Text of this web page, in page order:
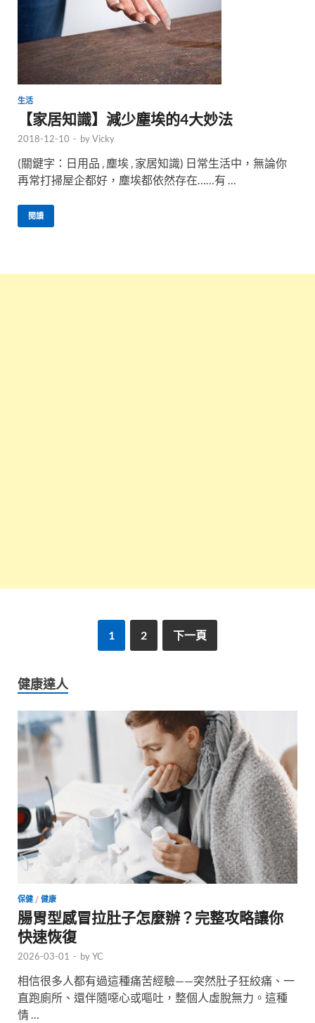
生活
【家居知識】減少塵埃的4大妙法
2018-12-10 - byVicky
(關鍵字：日用品 , 塵埃 , 家居知識) 日常生活中，無論你
再常打掃屋企都好，塵埃都依然存在……有 …
閱讀
1 2 下一頁
健康達人
保健 / 健康
腸胃型感冒拉肚子怎麼辦？完整攻略讓你
快速恢復
2026-03-01 - byYC
相信很多人都有過這種痛苦經驗——突然肚子狂絞痛、一
直跑廁所、還伴隨噁心或嘔吐，整個人虛脫無力。這種
情 …